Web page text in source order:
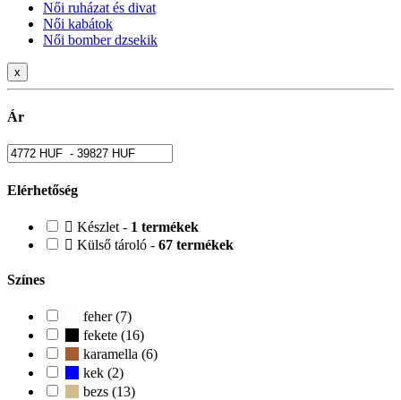
Női ruházat és divat
Női kabátok
Női bomber dzsekik
x
Ár
Elérhetőség
Készlet - 1 termékek
Külső tároló - 67 termékek
Színes
feher (7)
fekete (16)
karamella (6)
kek (2)
bezs (13)